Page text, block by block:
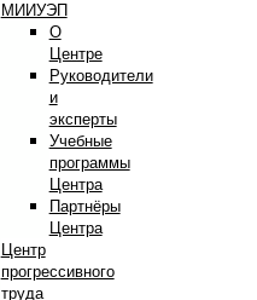
МИИУЭП
О
Центре
Руководители
и
эксперты
Учебные
программы
Центра
Партнёры
Центра
Центр
прогрессивного
труда